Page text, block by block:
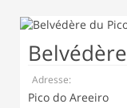
Adresse:
Pico do Areeiro